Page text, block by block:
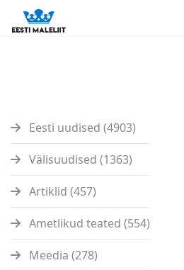
Eesti uudised (4903)
Välisuudised (1363)
Artiklid (457)
Ametlikud teated (554)
Meedia (278)